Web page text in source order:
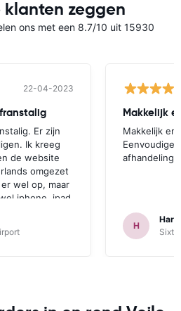
klanten zeggen
ons met een 8.7/10 uit 15930
22-04-2023
Er zijn
Ik kreeg
de website
omgezet
wel op, maar
iphone, ipad
Los dit
boek ik zeker
Makkelijk en
Eenvoudige,
afhandeling
H
Sixt